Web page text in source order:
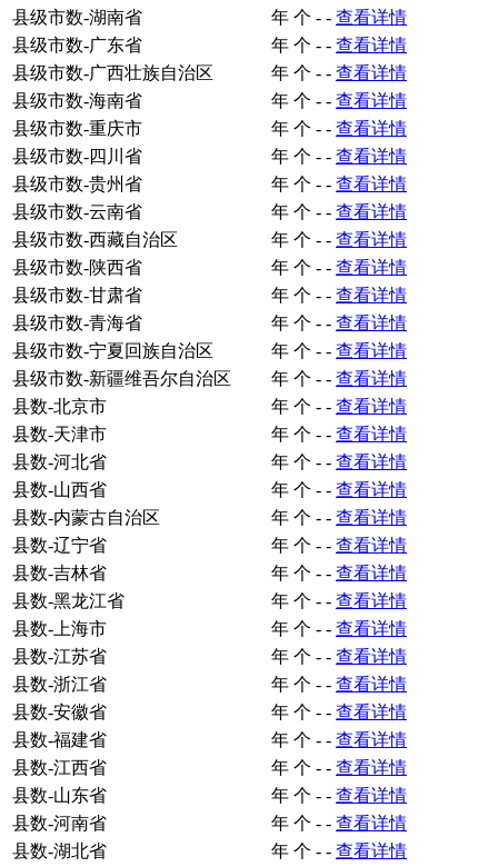
县级市数-湖南省
年 个 - - 查看详情
县级市数-广东省
年 个 - - 查看详情
县级市数-广西壮族自治区
年 个 - - 查看详情
县级市数-海南省
年 个 - - 查看详情
县级市数-重庆市
年 个 - - 查看详情
县级市数-四川省
年 个 - - 查看详情
县级市数-贵州省
年 个 - - 查看详情
县级市数-云南省
年 个 - - 查看详情
县级市数-西藏自治区
年 个 - - 查看详情
县级市数-陕西省
年 个 - - 查看详情
县级市数-甘肃省
年 个 - - 查看详情
县级市数-青海省
年 个 - - 查看详情
县级市数-宁夏回族自治区
年 个 - - 查看详情
县级市数-新疆维吾尔自治区
年 个 - - 查看详情
县数-北京市
年 个 - - 查看详情
县数-天津市
年 个 - - 查看详情
县数-河北省
年 个 - - 查看详情
县数-山西省
年 个 - - 查看详情
县数-内蒙古自治区
年 个 - - 查看详情
县数-辽宁省
年 个 - - 查看详情
县数-吉林省
年 个 - - 查看详情
县数-黑龙江省
年 个 - - 查看详情
县数-上海市
年 个 - - 查看详情
县数-江苏省
年 个 - - 查看详情
县数-浙江省
年 个 - - 查看详情
县数-安徽省
年 个 - - 查看详情
县数-福建省
年 个 - - 查看详情
县数-江西省
年 个 - - 查看详情
县数-山东省
年 个 - - 查看详情
县数-河南省
年 个 - - 查看详情
县数-湖北省
年 个 - - 查看详情